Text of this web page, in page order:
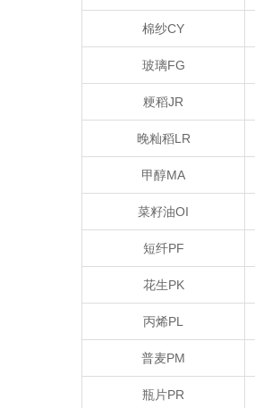
棉纱CY
玻璃FG
粳稻JR
晚籼稻LR
甲醇MA
菜籽油OI
短纤PF
花生PK
丙烯PL
普麦PM
瓶片PR